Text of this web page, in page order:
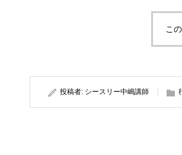
こ
投稿者: シースリー中嶋講師